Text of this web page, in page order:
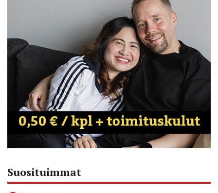
Suosituimmat